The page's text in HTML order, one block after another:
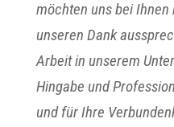
möchten uns bei Ihnen
unseren Dank
Arbeit in unserem
Hingabe und
und für Ihre